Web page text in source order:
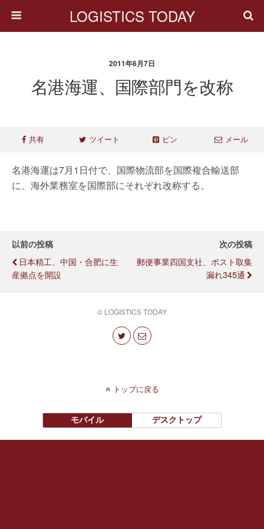
LOGISTICS TODAY
2011年6月7日
名港海運、国際部門を改称
共有 ツイート ピン メール
名港海運は7月1日付で、国際物流部を国際複合輸送部
に、海外業務室を国際部にそれぞれ改称する。
以前の投稿
日本精工、中国・合肥に生
産拠点を開設
次の投稿
郵便事業四国支社、ポスト取集
漏れ345通
© LOGISTICS TODAY
トップに戻る
モバイル デスクトップ